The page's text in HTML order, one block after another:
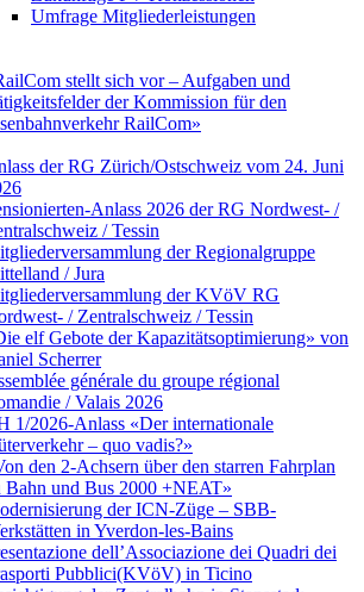
Umfrage Mitgliederleistungen
stellt sich vor – Aufgaben und
der Kommission für den
RailCom»
der RG Zürich/Ostschweiz vom 24. Juni
Anlass 2026 der RG Nordwest- /
/ Tessin
der Regionalgruppe
/ Jura
der KVöV RG
/ Zentralschweiz / Tessin
elf Gebote der Kapazitätsoptimierung» von
Scherrer
générale du groupe régional
/ Valais 2026
1/2026-Anlass «Der internationale
– quo vadis?»
den 2-Achsern über den starren Fahrplan
Bahn und Bus 2000 +NEAT»
der ICN-Züge – SBB-
in Yverdon-les-Bains
dell’Associazione dei Quadri dei
Pubblici(KVöV) in Ticino